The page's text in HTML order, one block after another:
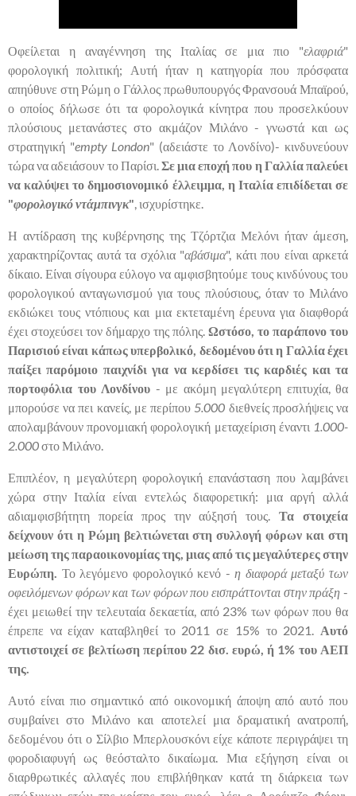
Οφείλεται η αναγέννηση της Ιταλίας σε μια πιο "ελαφριά"
φορολογική πολιτική; Αυτή ήταν η κατηγορία που πρόσφατα
απηύθυνε στη Ρώμη ο Γάλλος πρωθυπουργός Φρανσουά Μπαϊρού,
ο οποίος δήλωσε ότι τα φορολογικά κίνητρα που προσελκύουν
πλούσιους μετανάστες στο ακμάζον Μιλάνο - γνωστά και ως
στρατηγική "empty London" (αδειάστε το Λονδίνο)- κινδυνεύουν
τώρα να αδειάσουν το Παρίσι.Σε μια εποχή που η Γαλλία παλεύει
να καλύψει το δημοσιονομικό έλλειμμα, η Ιταλία επιδίδεται σε
"φορολογικό ντάμπινγκ", ισχυρίστηκε.
Η αντίδραση της κυβέρνησης της Τζόρτζια Μελόνι ήταν άμεση,
χαρακτηρίζοντας αυτά τα σχόλια "αβάσιμα", κάτι που είναι αρκετά
δίκαιο. Είναι σίγουρα εύλογο να αμφισβητούμε τους κινδύνους του
φορολογικού ανταγωνισμού για τους πλούσιους, όταν το Μιλάνο
εκδιώκει τους ντόπιους και μια εκτεταμένη έρευνα για διαφθορά
έχει στοχεύσει τον δήμαρχο της πόλης. Ωστόσο, το παράπονο του
Παρισιού είναι κάπως υπερβολικό, δεδομένου ότι η Γαλλία έχει
παίξει παρόμοιο παιχνίδι για να κερδίσει τις καρδιές και τα
πορτοφόλια του Λονδίνου - με ακόμη μεγαλύτερη επιτυχία, θα
μπορούσε να πει κανείς, με περίπου 5.000 διεθνείς προσλήψεις να
απολαμβάνουν προνομιακή φορολογική μεταχείριση έναντι 1.000-
2.000στο Μιλάνο.
Επιπλέον, η μεγαλύτερη φορολογική επανάσταση που λαμβάνει
χώρα στην Ιταλία είναι εντελώς διαφορετική: μια αργή αλλά
αδιαμφισβήτητη πορεία προς την αύξησή τους.Τα στοιχεία
δείχνουν ότι η Ρώμη βελτιώνεται στη συλλογή φόρων και στη
μείωση της παραοικονομίας της, μιας από τις μεγαλύτερες στην
Ευρώπη. Το λεγόμενο φορολογικό κενό -η διαφορά μεταξύ των
οφειλόμενων φόρων και των φόρων που εισπράττονται στην πράξη -
έχει μειωθεί την τελευταία δεκαετία, από 23% των φόρων που θα
έπρεπε να είχαν καταβληθεί το 2011 σε 15% το 2021. Αυτό
αντιστοιχεί σε βελτίωση περίπου 22 δισ. ευρώ, ή 1% του ΑΕΠ
της.
Αυτό είναι πιο σημαντικό από οικονομική άποψη από αυτό που
συμβαίνει στο Μιλάνο και αποτελεί μια δραματική ανατροπή,
δεδομένου ότι ο Σίλβιο Μπερλουσκόνι είχε κάποτε περιγράψει τη
φοροδιαφυγή ως θεόσταλτο δικαίωμα. Μια εξήγηση είναι οι
διαρθρωτικές αλλαγές που επιβλήθηκαν κατά τη διάρκεια των